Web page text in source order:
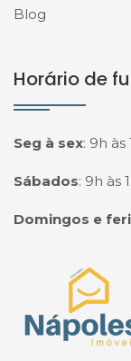
Blog
Horário de
Seg à sex: 9h às
Sábados: 9h às
Domingos e
Página inicial